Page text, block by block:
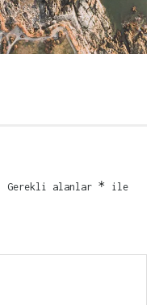
Gerekli alanlar * ile